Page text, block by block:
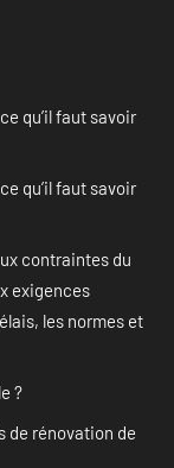
qu’il faut savoir
qu’il faut savoir
contraintes du
exigences
les normes et
?
de rénovation de